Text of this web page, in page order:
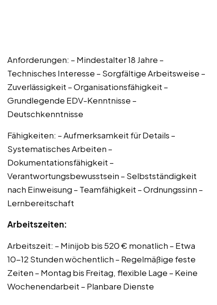
Anforderungen: – Mindestalter 18 Jahre –
Technisches Interesse – Sorgfältige Arbeitsweise –
Zuverlässigkeit – Organisationsfähigkeit –
Grundlegende EDV-Kenntnisse –
Deutschkenntnisse
Fähigkeiten: – Aufmerksamkeit für Details –
Systematisches Arbeiten –
Dokumentationsfähigkeit –
Verantwortungsbewusstsein – Selbstständigkeit
nach Einweisung – Teamfähigkeit – Ordnungssinn –
Lernbereitschaft
Arbeitszeiten:
Arbeitszeit: – Minijob bis 520 € monatlich – Etwa
10-12 Stunden wöchentlich – Regelmäßige feste
Zeiten – Montag bis Freitag, flexible Lage – Keine
Wochenendarbeit – Planbare Dienste